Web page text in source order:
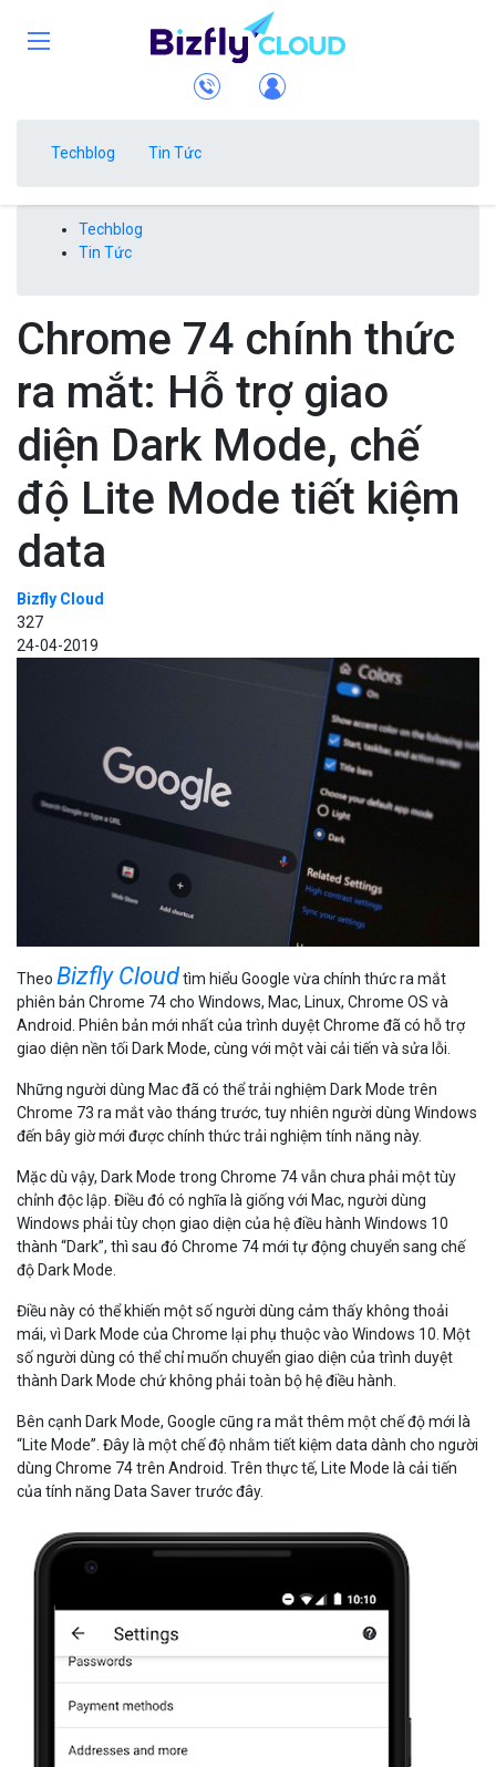
Techblog Tin Tức
Techblog
Tin Tức
Chrome 74 chính thức
ra mắt: Hỗ trợ giao
diện Dark Mode, chế
độ Lite Mode tiết kiệm
data
Bizfly Cloud
327
24-04-2019
Theo Bizfly Cloudtìm hiểu Google vừa chính thức ra mắt
phiên bản Chrome 74 cho Windows, Mac, Linux, Chrome OS và
Android. Phiên bản mới nhất của trình duyệt Chrome đã có hỗ trợ
giao diện nền tối Dark Mode, cùng với một vài cải tiến và sửa lỗi.
Những người dùng Mac đã có thể trải nghiệm Dark Mode trên
Chrome 73 ra mắt vào tháng trước, tuy nhiên người dùng Windows
đến bây giờ mới được chính thức trải nghiệm tính năng này.
Mặc dù vậy, Dark Mode trong Chrome 74 vẫn chưa phải một tùy
chỉnh độc lập. Điều đó có nghĩa là giống với Mac, người dùng
Windows phải tùy chọn giao diện của hệ điều hành Windows 10
thành “Dark”, thì sau đó Chrome 74 mới tự động chuyển sang chế
độ Dark Mode.
Điều này có thể khiến một số người dùng cảm thấy không thoải
mái, vì Dark Mode của Chrome lại phụ thuộc vào Windows 10. Một
số người dùng có thể chỉ muốn chuyển giao diện của trình duyệt
thành Dark Mode chứ không phải toàn bộ hệ điều hành.
Bên cạnh Dark Mode, Google cũng ra mắt thêm một chế độ mới là
“Lite Mode”. Đây là một chế độ nhằm tiết kiệm data dành cho người
dùng Chrome 74 trên Android. Trên thực tế, Lite Mode là cải tiến
của tính năng Data Saver trước đây.